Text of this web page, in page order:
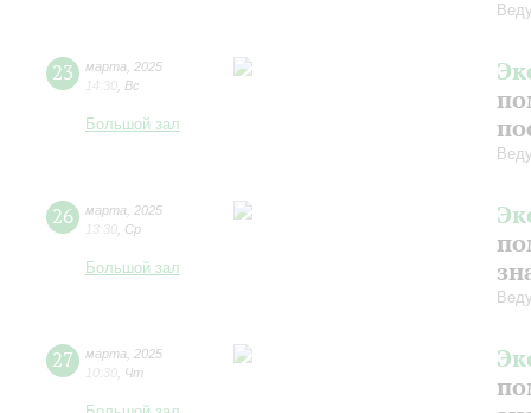
23 марта
2025
14:30 Вс
Большой зал
26 марта
2025
13:30 Ср
Большой зал
27 марта
2025
10:30 Чт